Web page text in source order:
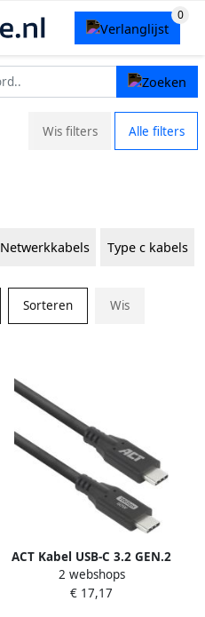
Wis filters Alle filters
Netwerkkabels Type c kabels
Sorteren Wis
ACT Kabel USB-C 3.2 GEN.2
M M zwart 2 meter
2 webshops
€ 17,17